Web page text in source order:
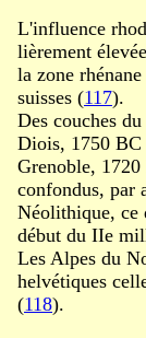
L'influence
lièrement
la zone
suisses (117).
Des couches
Diois, 1750 BC
Grenoble,
confondus, par
Néolithique, ce
début du IIe
Les Alpes du
helvétiques
(118).